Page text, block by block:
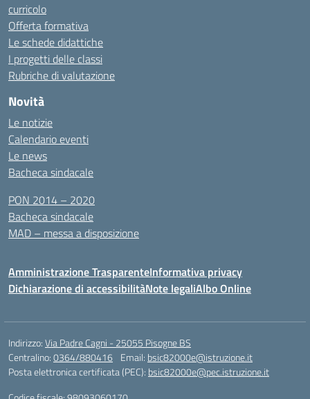
curricolo
Offerta formativa
Le schede didattiche
I progetti delle classi
Rubriche di valutazione
Novità
Le notizie
Calendario eventi
Le news
Bacheca sindacale
PON 2014 – 2020
Bacheca sindacale
MAD – messa a disposizione
Amministrazione TrasparenteInformativa privacy
Dichiarazione di accessibilitàNote legaliAlbo Online
Indirizzo:Via Padre Cagni - 25055 Pisogne BS
Centralino:0364/880416 Email: bsic82000e@istruzione.it
Posta elettronica certificata (PEC): bsic82000e@pec.istruzione.it